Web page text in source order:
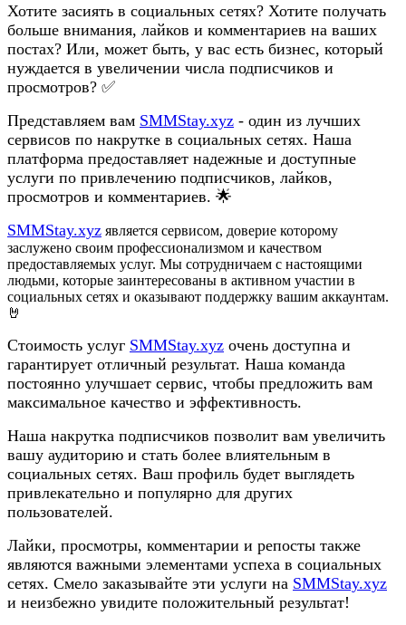
Хотите засиять в социальных сетях? Хотите получать
больше внимания, лайков и комментариев на ваших
постах? Или, может быть, у вас есть бизнес, который
нуждается в увеличении числа подписчиков и
просмотров? ✅
Представляем вам SMMStay.xyz - один из лучших
сервисов по накрутке в социальных сетях. Наша
платформа предоставляет надежные и доступные
услуги по привлечению подписчиков, лайков,
просмотров и комментариев. 🌟
SMMStay.xyz является сервисом, доверие которому
заслужено своим профессионализмом и качеством
предоставляемых услуг. Мы сотрудничаем с настоящими
людьми, которые заинтересованы в активном участии в
социальных сетях и оказывают поддержку вашим аккаунтам.
🤘
Стоимость услуг SMMStay.xyz очень доступна и
гарантирует отличный результат. Наша команда
постоянно улучшает сервис, чтобы предложить вам
максимальное качество и эффективность.
Наша накрутка подписчиков позволит вам увеличить
вашу аудиторию и стать более влиятельным в
социальных сетях. Ваш профиль будет выглядеть
привлекательно и популярно для других
пользователей.
Лайки, просмотры, комментарии и репосты также
являются важными элементами успеха в социальных
сетях. Смело заказывайте эти услуги на SMMStay.xyz
и неизбежно увидите положительный результат!